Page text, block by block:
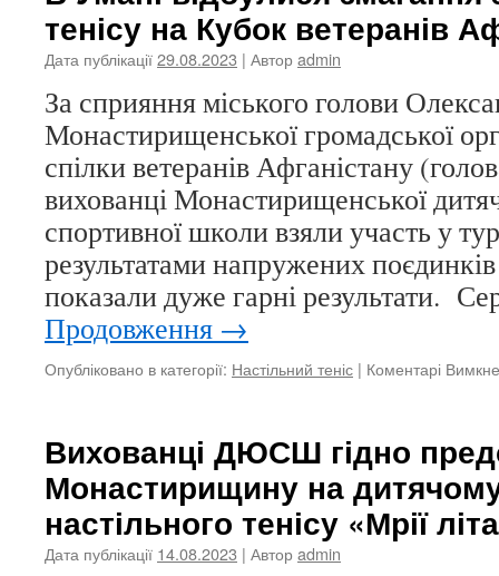
школа
на
2023-
рік
тенісу на Кубок ветеранів
Дата публікації29.08.2023 | Авторadmin
За сприяння міського голови
Монастирищенської громадської
спілки ветеранів Афганістану
вихованці Монастирищенської
спортивної школи взяли участь у
результатами напружених
показали дуже гарні результати.
Продовження →
Опубліковано в категорії: Настільний теніс | Коментарі
Вихованці ДЮСШ гідно
Монастирищину на дитячому
настільного тенісу «Мрії
Дата публікації 14.08.2023 | Авторadmin